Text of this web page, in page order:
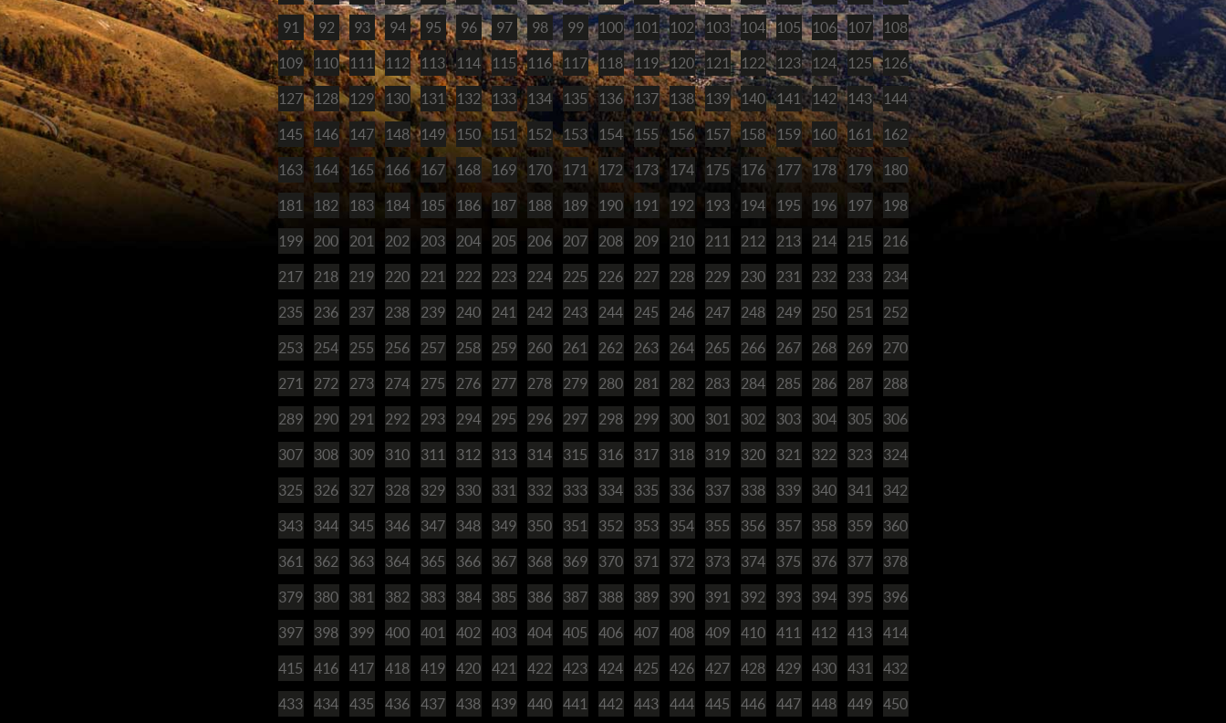
91 92 93 94 95 96 97 98 99 100 101 102 103 104 105 106 107 108
109 110 111 112 113 114 115 116 117 118 119 120 121 122 123 124 125 126
127 128 129 130 131 132 133 134 135 136 137 138 139 140 141 142 143 144
145 146 147 148 149 150 151 152 153 154 155 156 157 158 159 160 161 162
163 164 165 166 167 168 169 170 171 172 173 174 175 176 177 178 179 180
181 182 183 184 185 186 187 188 189 190 191 192 193 194 195 196 197 198
199 200 201 202 203 204 205 206 207 208 209 210 211 212 213 214 215 216
217 218 219 220 221 222 223 224 225 226 227 228 229 230 231 232 233 234
235 236 237 238 239 240 241 242 243 244 245 246 247 248 249 250 251 252
253 254 255 256 257 258 259 260 261 262 263 264 265 266 267 268 269 270
271 272 273 274 275 276 277 278 279 280 281 282 283 284 285 286 287 288
289 290 291 292 293 294 295 296 297 298 299 300 301 302 303 304 305 306
307 308 309 310 311 312 313 314 315 316 317 318 319 320 321 322 323 324
325 326 327 328 329 330 331 332 333 334 335 336 337 338 339 340 341 342
343 344 345 346 347 348 349 350 351 352 353 354 355 356 357 358 359 360
361 362 363 364 365 366 367 368 369 370 371 372 373 374 375 376 377 378
379 380 381 382 383 384 385 386 387 388 389 390 391 392 393 394 395 396
397 398 399 400 401 402 403 404 405 406 407 408 409 410 411 412 413 414
415 416 417 418 419 420 421 422 423 424 425 426 427 428 429 430 431 432
433 434 435 436 437 438 439 440 441 442 443 444 445 446 447 448 449 450